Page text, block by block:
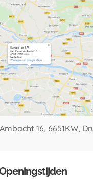
16, 6651KW,